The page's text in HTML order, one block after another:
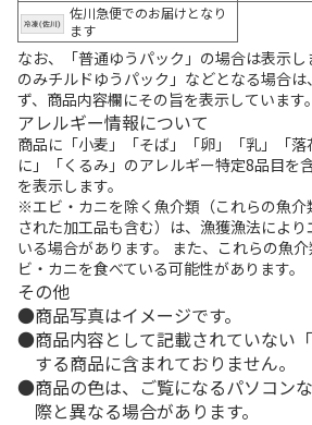
佐川急便でのお届けとなり
ます
なお、「普通ゆうパック」の場合は表示
のみチルドゆうパック」などとなる場合
ず、商品内容欄にその旨を表示しています。
アレルギー情報について
商品に「小麦」「そば」「卵」「乳」「
に」「くるみ」のアレルギー特定8品目を
を表示します。
※エビ・カニを除く魚介類（これらの魚
された加工品も含む）は、漁獲漁法によ
いる場合があります。 また、これらの魚
ビ・カニを食べている可能性があります。
その他
商品写真はイメージです。
商品内容として記載されていない
する商品に含まれておりません。
商品の色は、ご覧になるパソコン
際と異なる場合があります。